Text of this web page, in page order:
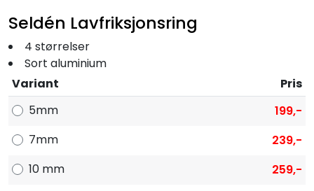
Seldén Lavfriksjonsring
4 størrelser
Sort aluminium
Variant
Pris
5mm
199,-
7mm
239,-
10 mm
259,-